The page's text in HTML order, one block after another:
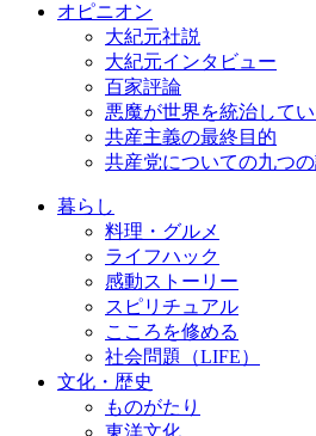
オピニオン
大紀元社説
大紀元インタビュー
百家評論
悪魔が世界を統治してい
共産主義の最終目的
共産党についての九つ
暮らし
料理・グルメ
ライフハック
感動ストーリー
スピリチュアル
こころを修める
社会問題（LIFE）
文化・歴史
ものがたり